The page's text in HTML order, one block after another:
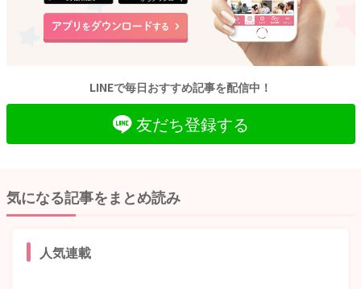
LINEで毎日おすすめ記事を配信中！
友だち登録する
気になる記事をまとめ読み
人気連載